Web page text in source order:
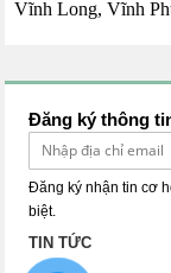
Vĩnh Long, Vĩnh
Đăng ký thông
Đăng ký nhận tin cơ
biệt.
TIN TỨC